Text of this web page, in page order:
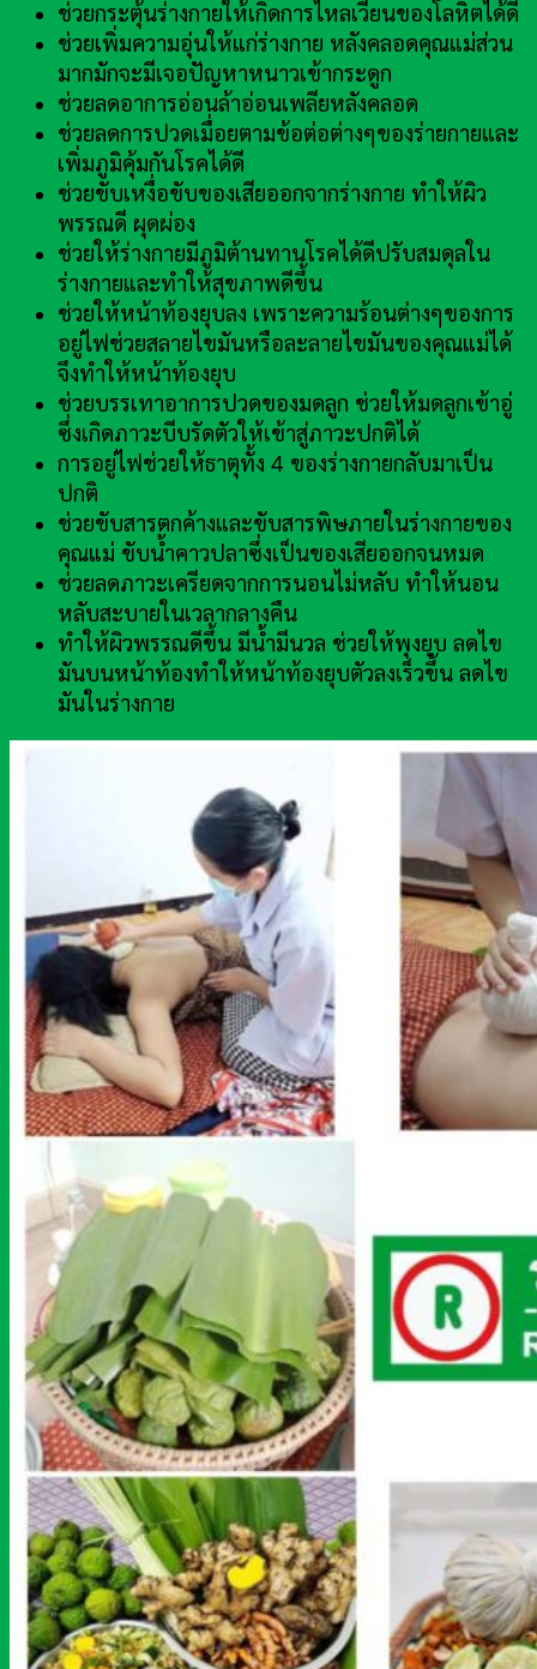
ช่วยกระตุ้นร่างกายให้เกิดการไหลเวียนของโลหิตได้ดี
ช่วยเพิ่มความอุ่นให้แก่ร่างกาย หลังคลอดคุณแม่ส่วน
มากมักจะมีเจอปัญหาหนาวเข้ากระดูก
ช่วยลดอาการอ่อนล้าอ่อนเพลียหลังคลอด
ช่วยลดการปวดเมื่อยตามข้อต่อต่างๆของร่ายกายและ
เพิ่มภูมิคุ้มกันโรคได้ดี
ช่วยขับเหงื่อขับของเสียออกจากร่างกาย ทำให้ผิว
พรรณดี ผุดผ่อง
ช่วยให้ร่างกายมีภูมิต้านทานโรคได้ดีปรับสมดุลใน
ร่างกายและทำให้สุขภาพดีขึ้น
ช่วยให้หน้าท้องยุบลง เพราะความร้อนต่างๆของการ
อยู่ไฟช่วยสลายไขมันหรือละลายไขมันของคุณแม่ได้
จึงทำให้หน้าท้องยุบ
ช่วยบรรเทาอาการปวดของมดลูก ช่วยให้มดลูกเข้าอู่
ซึ่งเกิดภาวะบีบรัดตัวให้เข้าสู่ภาวะปกติได้
การอยู่ไฟช่วยให้ธาตุทั้ง 4 ของร่างกายกลับมาเป็น
ปกติ
ช่วยขับสารตกค้างและขับสารพิษภายในร่างกายของ
คุณแม่ ขับน้ำคาวปลาซึ่งเป็นของเสียออกจนหมด
ช่วยลดภาวะเครียดจากการนอนไม่หลับ ทำให้นอน
หลับสะบายในเวลากลางคืน
ทำให้ผิวพรรณดีขึ้น มีน้ำมีนวล ช่วยให้พุงยุบ ลดไข
มันบนหน้าท้องทำให้หน้าท้องยุบตัวลงเร็วขึ้น ลดไข
มันในร่างกาย